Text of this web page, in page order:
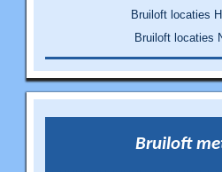
Bruiloft locaties
Bruiloft locaties
Bruiloft